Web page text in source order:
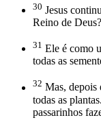
30 Jesus
Reino de
31 Ele é como
todas as
32 Mas, depois
todas as
passarinhos